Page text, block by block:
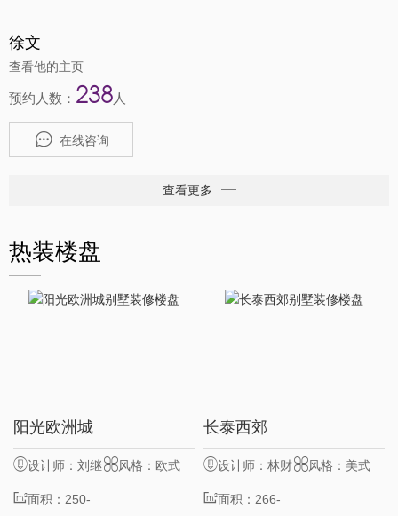
徐文
查看他的主页
预约人数： 238人
在线咨询
查看更多
热装楼盘
阳光欧洲城
设计师：刘继
业
风格：欧式
面积：250-
长泰西郊
设计师：林财
表
风格：美式
面积：266-